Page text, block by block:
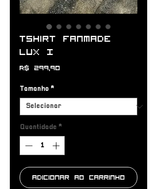
Tshirt Fanmade
LUX I
R$ 299,90
Tamanho *
Quantidade *
Adicionar ao carrinho